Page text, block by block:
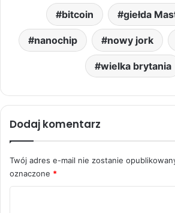
bitcoin giełda
nanochip nowy jork
wielka brytania
Dodaj komentarz
Twój adres e-mail nie zostanie
oznaczone *